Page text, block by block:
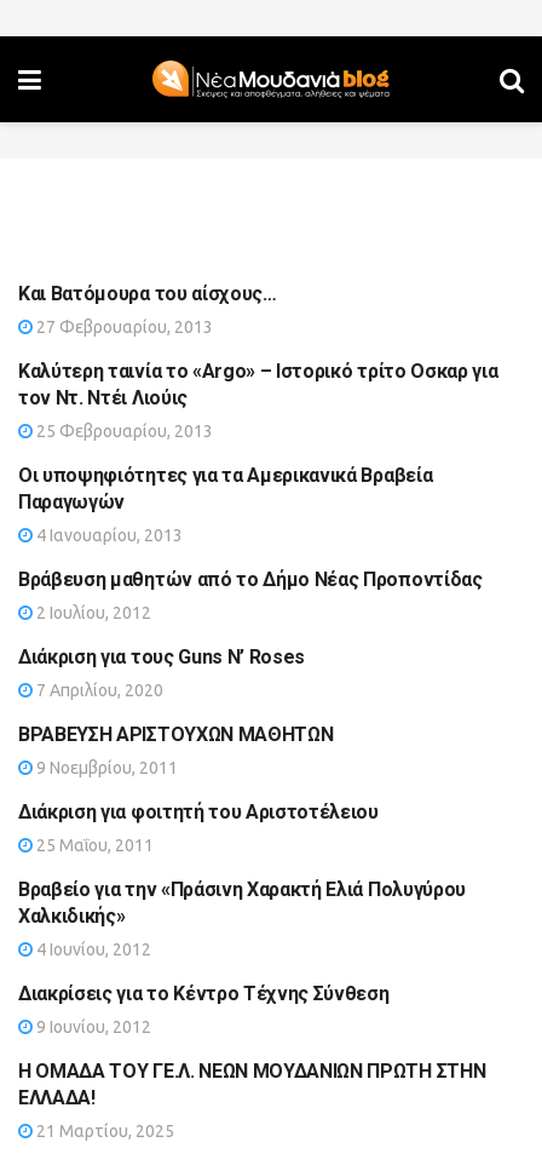
Και Βατόμουρα του αίσχους…
27 Φεβρουαρίου, 2013
Καλύτερη ταινία το «Argo» – Ιστορικό τρίτο Οσκαρ για
τον Ντ. Ντέι Λιούις
25 Φεβρουαρίου, 2013
Οι υποψηφιότητες για τα Αμερικανικά Βραβεία
Παραγωγών
4 Ιανουαρίου, 2013
Βράβευση μαθητών από το Δήμο Νέας Προποντίδας
2 Ιουλίου, 2012
Διάκριση για τους Guns N’ Roses
7 Απριλίου, 2020
ΒΡΑΒΕΥΣΗ ΑΡΙΣΤΟΥΧΩΝ ΜΑΘΗΤΩΝ
9 Νοεμβρίου, 2011
Διάκριση για φοιτητή του Αριστοτέλειου
25 Μαΐου, 2011
Βραβείο για την «Πράσινη Χαρακτή Ελιά Πολυγύρου
Χαλκιδικής»
4 Ιουνίου, 2012
Διακρίσεις για το Κέντρο Τέχνης Σύνθεση
9 Ιουνίου, 2012
Η ΟΜΑΔΑ ΤΟΥ ΓΕ.Λ. ΝΕΩΝ ΜΟΥΔΑΝΙΩΝ ΠΡΩΤΗ ΣΤΗΝ
ΕΛΛΑΔΑ!
21 Μαρτίου, 2025